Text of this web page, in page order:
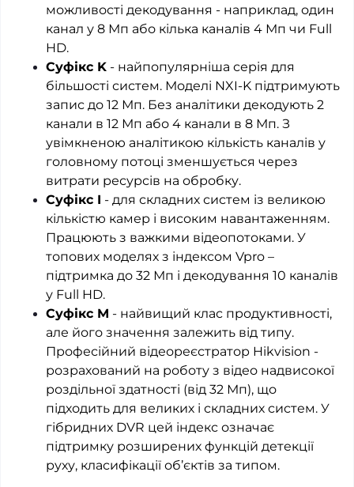
можливості декодування - наприклад, один
канал у 8 Мп або кілька каналів 4 Мп чи Full
HD.
Суфікс K - найпопулярніша серія для
більшості систем. Моделі NXI-K підтримують
запис до 12 Мп. Без аналітики декодують 2
канали в 12 Мп або 4 канали в 8 Мп. З
увімкненою аналітикою кількість каналів у
головному потоці зменшується через
витрати ресурсів на обробку.
Суфікс I - для складних систем із великою
кількістю камер і високим навантаженням.
Працюють з важкими відеопотоками. У
топових моделях з індексом Vpro –
підтримка до 32 Мп і декодування 10 каналів
у Full HD.
Суфікс M - найвищий клас продуктивності,
але його значення залежить від типу.
Професійний відеореєстратор Hikvision -
розрахований на роботу з відео надвисокої
роздільної здатності (від 32 Мп), що
підходить для великих і складних систем. У
гібридних DVR цей індекс означає
підтримку розширених функцій детекції
руху, класифікації об’єктів за типом.